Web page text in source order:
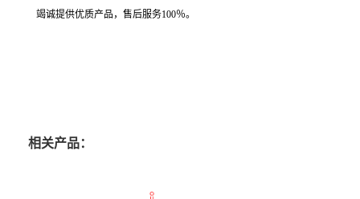
竭诚提供优质产品，售后服务100％。
相关产品：